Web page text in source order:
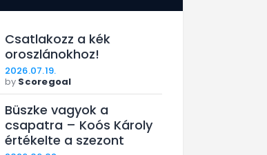
Csatlakozz a kék
oroszlánokhoz!
2026.07.19.
by Scoregoal
Büszke vagyok a
csapatra – Koós Károly
értékelte a szezont